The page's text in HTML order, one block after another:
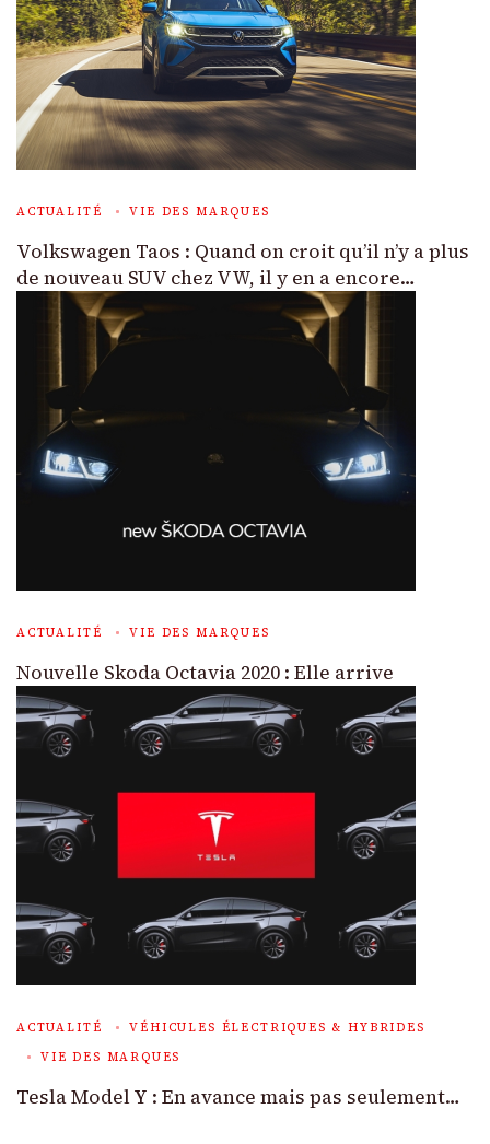
ACTUALITÉ VIE DES MARQUES
Volkswagen Taos : Quand on croit qu’il n’y a plus
de nouveau SUV chez VW, il y en a encore…
ACTUALITÉ VIE DES MARQUES
Nouvelle Skoda Octavia 2020 : Elle arrive
ACTUALITÉ
VÉHICULES ÉLECTRIQUES & HYBRIDES
VIE DES MARQUES
Tesla Model Y : En avance mais pas seulement…